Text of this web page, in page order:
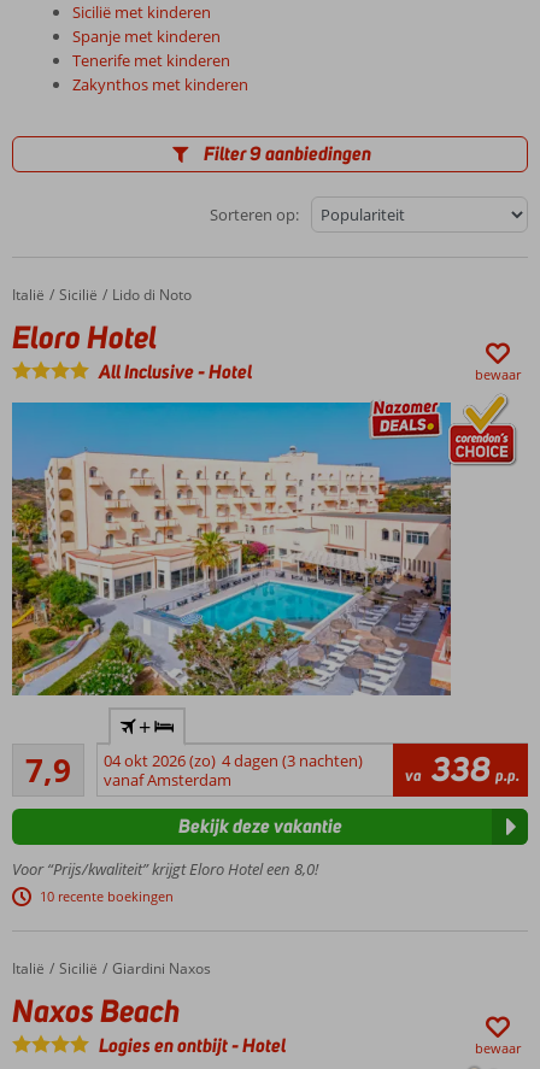
Sicilië met kinderen
Spanje met kinderen
Tenerife met kinderen
Zakynthos met kinderen
Filter 9 aanbiedingen
Sorteren op:
Home
Italië Sicilië Lido di Noto
Eloro Hotel
Eloro Hotel
All Inclusive-Hotel bewaar
Direct aan
zandstrand
Leuke
activiteiten
Onlangs
gerenoveerd
Maar liefst 5
7,9
504
beoordelingen
+
04 okt 2026 (zo) 4 dagen (3 nachten)
vanaf Amsterdam
va 338 p.p.
Voor “Prijs/kwaliteit” krijgt Eloro Hotel een 8,0!
10 recente boekingen
Bekijk deze vakantie
Home
Italië Sicilië Giardini Naxos
Naxos Beach
Naxos Beach
Logies en ontbijt-Hotel bewaar